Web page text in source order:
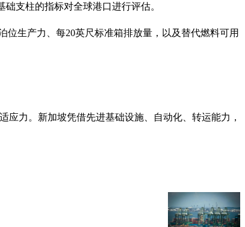
支柱的指标对全球港口进行评估。
位生产力、每20英尺标准箱排放量，以及替代燃料可用
应力。新加坡凭借先进基础设施、自动化、转运能力，